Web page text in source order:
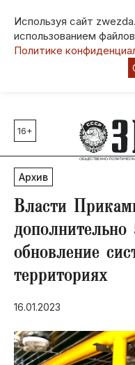
Используя сайт
использованием
Политике
Главные темы
80 лет Победы
Молодежная столица
СВО
Выборы в Пермском
Социальная
Инфраструктура
Благоустройство
16+
Архив
Власти
обновление
территориях
16.01.2023